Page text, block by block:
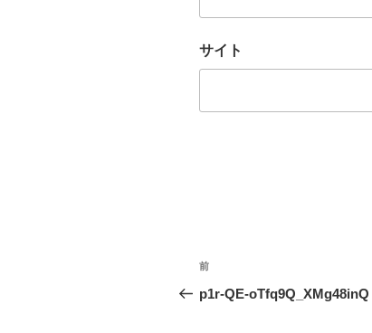
サイト
投
稿
前
の
前
p1r-QE-oTfq9Q_XMg48inQ